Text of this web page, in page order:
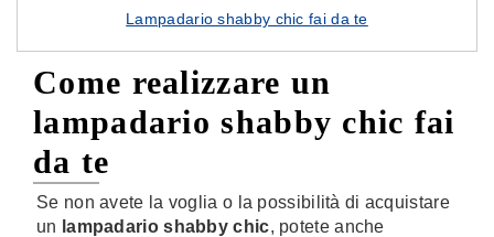
Lampadario shabby chic fai da te
Come realizzare un
lampadario shabby chic fai
da te
Se non avete la voglia o la possibilità di acquistare
un lampadario shabby chic, potete anche